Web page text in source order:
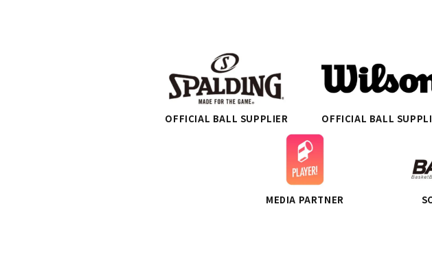
OFFICIAL BALL SUPPLIER OFFICIAL BALL
MEDIA PARTNER